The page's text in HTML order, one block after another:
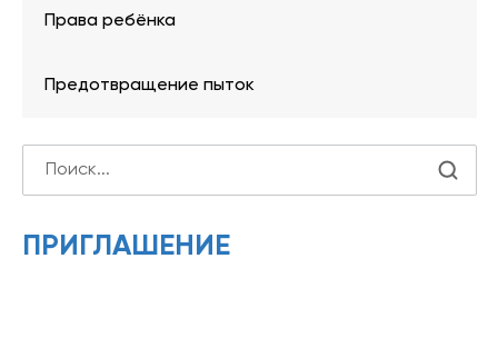
ПРИГЛАШЕНИЕ
Права ребёнка
Предотвращение пыток